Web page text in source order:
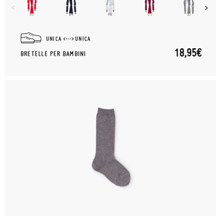
UNICA UNICA
BRETELLE PER BAMBINI 18,95€